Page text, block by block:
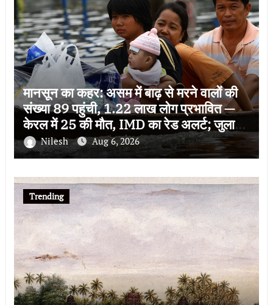
मानसून का कहर: असम में बाढ़ से मरने वालों की
संख्या 89 पहुंची, 1.22 लाख लोग प्रभावित —
केरल में 25 की मौत, IMD का रेड अलर्ट; जुलाई
से अब तक 100 से ज्यादा जानें गईं
Nilesh Aug 6, 2026
Trending